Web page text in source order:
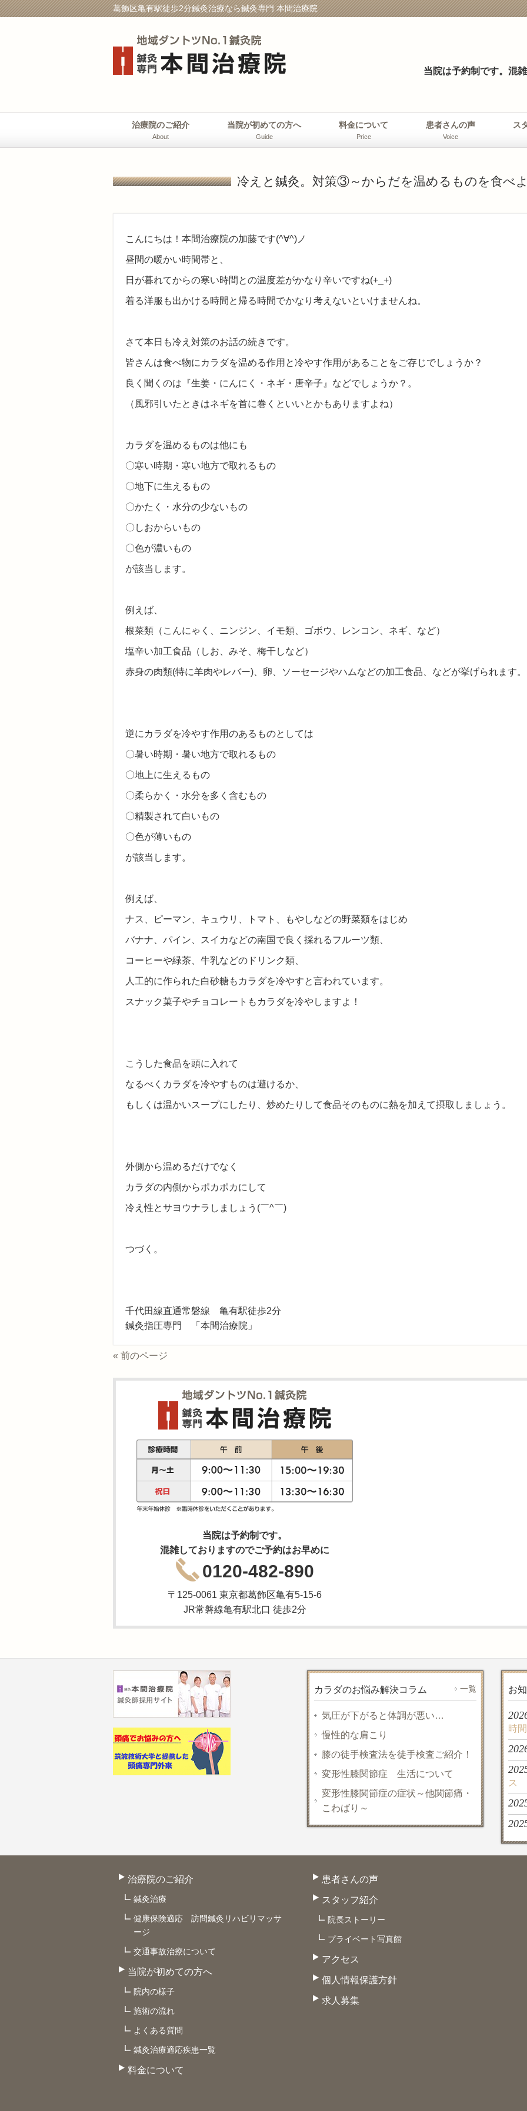
葛飾区亀有駅徒歩2分鍼灸治療なら鍼灸専門 本間治療院
当院は予約制です。 混
治療院のご紹介
About
当院が初めての方へ
Guide
料金について
Price
患者さんの声
Voice
ス
冷えと鍼灸。対策③～からだを温めるものを食べ
こんにちは！本間治療院の加藤です(^∀^)ノ
昼間の暖かい時間帯と、
日が暮れてからの寒い時間との温度差がかなり辛いですね(+_+)
着る洋服も出かける時間と帰る時間でかなり考えないといけませんね。
さて本日も冷え対策のお話の続きです。
皆さんは食べ物にカラダを温める作用と冷やす作用があることをご存じでしょうか？
良く聞くのは『生姜・にんにく・ネギ・唐辛子』などでしょうか？。
（風邪引いたときはネギを首に巻くといいとかもありますよね）
カラダを温めるものは他にも
〇寒い時期・寒い地方で取れるもの
〇地下に生えるもの
〇かたく・水分の少ないもの
〇しおからいもの
〇色が濃いもの
が該当します。
例えば、
根菜類（こんにゃく、ニンジン、イモ類、ゴボウ、レンコン、ネギ、など）
塩辛い加工食品（しお、みそ、梅干しなど）
赤身の肉類(特に羊肉やレバー)、卵、ソーセージやハムなどの加工食品、などが挙げられます。
逆にカラダを冷やす作用のあるものとしては
〇暑い時期・暑い地方で取れるもの
〇地上に生えるもの
〇柔らかく・水分を多く含むもの
〇精製されて白いもの
〇色が薄いもの
が該当します。
例えば、
ナス、ピーマン、キュウリ、トマト、もやしなどの野菜類をはじめ
バナナ、パイン、スイカなどの南国で良く採れるフルーツ類、
コーヒーや緑茶、牛乳などのドリンク類、
人工的に作られた白砂糖もカラダを冷やすと言われています。
スナック菓子やチョコレートもカラダを冷やしますよ！
こうした食品を頭に入れて
なるべくカラダを冷やすものは避けるか、
もしくは温かいスープにしたり、炒めたりして食品そのものに熱を加えて摂取しましょう。
外側から温めるだけでなく
カラダの内側からポカポカにして
冷え性とサヨウナラしましょう(￣^￣)ゞ
つづく。
千代田線直通常磐線 亀有駅徒歩2分
鍼灸指圧専門 「本間治療院」
« 前のページ
当院は予約制です。
混雑しておりますのでご予約はお早めに
0120-482-890
〒125-0061 東京都葛飾区亀有5-15-6
JR常磐線亀有駅北口 徒歩2分
カラダのお悩み解決コラム 一覧
気圧が下がると体調が悪い…
慢性的な肩こり
膝の徒手検査法を徒手検査ご紹介！
変形性膝関節症 生活について
変形性膝関節症の症状～他関節痛・
こわばり～
お
時間
ス
治療院のご紹介
鍼灸治療
健康保険適応 訪問鍼灸リハビリマッサ
ージ
交通事故治療について
当院が初めての方へ
院内の様子
施術の流れ
よくある質問
鍼灸治療適応疾患一覧
料金について
患者さんの声
スタッフ紹介
院長ストーリー
プライベート写真館
アクセス
個人情報保護方針
求人募集